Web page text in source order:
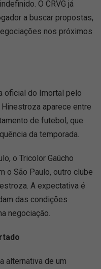
O CRVG já
a buscar propostas,
nos próximos
oficial do Imortal pelo
aparece entre
de futebol, que
da temporada.
o Tricolor Gaúcho
o São Paulo, outro clube
A expectativa é
das condições
negociação.
alternativa de um